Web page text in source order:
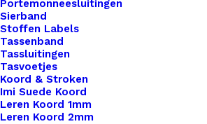
Portemonneesluitingen
Sierband
Stoffen Labels
Tassenband
Tassluitingen
Tasvoetjes
Koord & Stroken
Imi Suede Koord
Leren Koord 1mm
Leren Koord 2mm